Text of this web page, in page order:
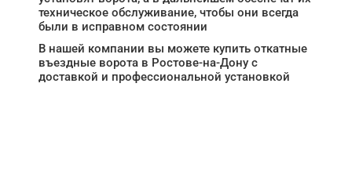
техническое обслуживание, чтобы они всегда
были в исправном состоянии
В нашей компании вы можете купить откатные
въездные ворота в Ростове-на-Дону с
доставкой и профессиональной установкой